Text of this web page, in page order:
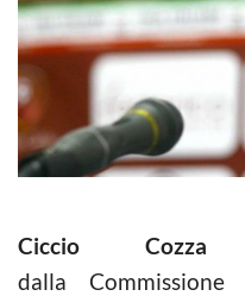
Ciccio Cozza
dalla